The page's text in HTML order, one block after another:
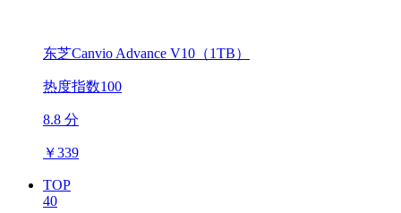
东芝Canvio Advance V10（1TB）
热度指数100
8.8 分
￥339
TOP
40